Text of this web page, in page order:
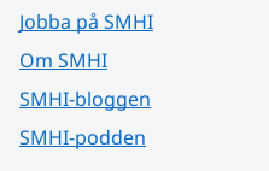
Jobba på SMHI
Om SMHI
SMHI-bloggen
SMHI-podden